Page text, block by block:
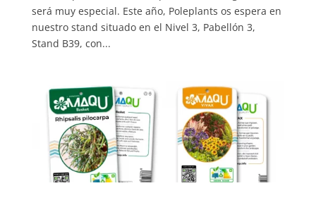
será muy especial. Este año, Poleplants os espera en
nuestro stand situado en el Nivel 3, Pabellón 3,
Stand B39, con...